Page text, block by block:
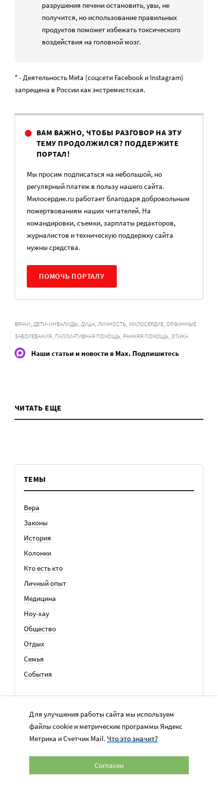
разрушения печени остановить, увы, не
получится, но использование правильных
продуктов поможет избежать токсического
воздействия на головной мозг.
* - Деятельность Meta (соцсети Facebook и Instagram)
запрещена в России как экстремистская.
ВАМ ВАЖНО, ЧТОБЫ РАЗГОВОР НА ЭТУ
ТЕМУ ПРОДОЛЖИЛСЯ? ПОДДЕРЖИТЕ
ПОРТАЛ!
Мы просим подписаться на небольшой, но
регулярный платеж в пользу нашего сайта.
Милосердие.ru работает благодаря добровольным
пожертвованиям наших читателей. На
командировки, съемки, зарплаты редакторов,
журналистов и техническую поддержку сайта
нужны средства.
ПОМОЧЬ ПОРТАЛУ
ВРАЧИ, ДЕТИ-ИНВАЛИДЫ, ДУША, ЛИЧНОСТЬ, МИЛОСЕРДИЕ, ОРФАННЫЕ
ЗАБОЛЕВАНИЯ, ПАЛЛИАТИВНАЯ ПОМОЩЬ, РАННЯЯ ПОМОЩЬ, ЭТИКА
Наши статьи и новости в Max. Подпишитесь
ЧИТАТЬ ЕЩЕ
ТЕМЫ
Вера
Законы
История
Колонки
Кто есть кто
Личный опыт
Медицина
Ноу-хау
Общество
Отдых
Семья
События
РАССЫЛКА
Для улучшения работы сайта мы используем
файлы cookie и метрические программы Яндекс
Метрика и Счетчик Mail. Что это значит?
Согласен